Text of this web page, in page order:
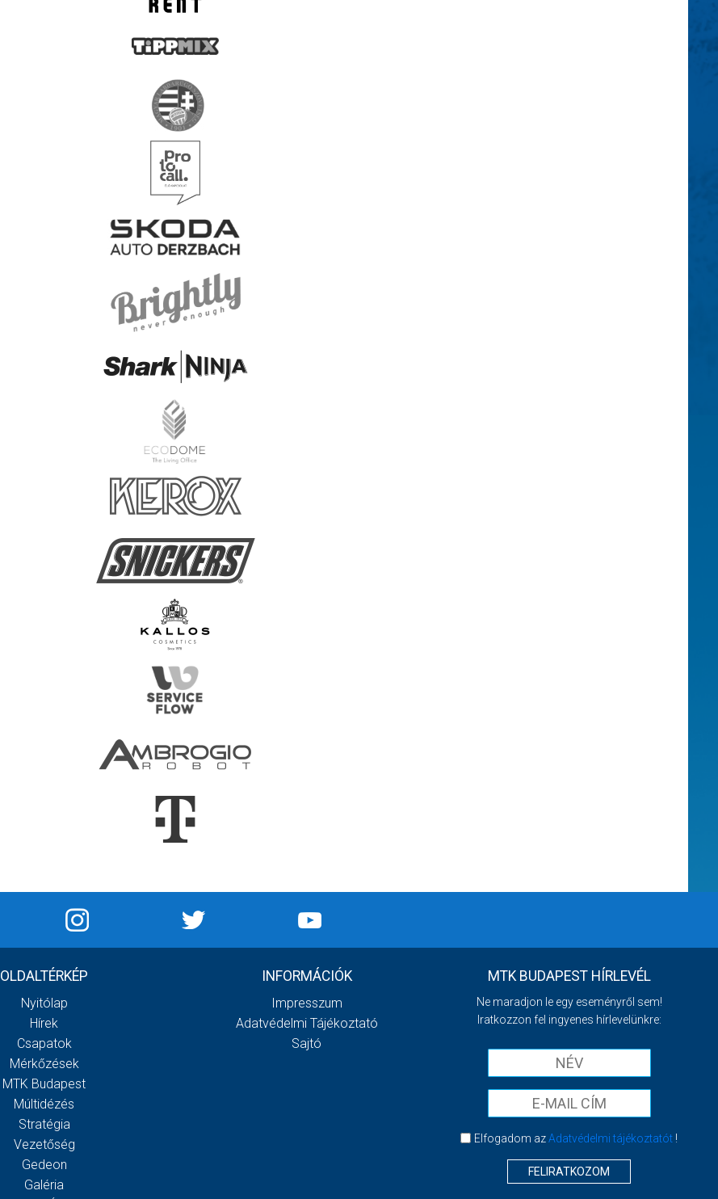
OLDALTÉRKÉP
Nyitólap
Hírek
Csapatok
Mérkőzések
MTK Budapest
Múltidézés
Stratégia
Vezetőség
Gedeon
Galéria
INFORMÁCIÓK
Impresszum
Adatvédelmi Tájékoztató
Sajtó
MTK BUDAPEST HÍRLEVÉL
Ne maradjon le egy eseményről sem!
Iratkozzon fel ingyenes hírlevelünkre:
Elfogadom azAdatvédelmi tájékoztatót !
FELIRATKOZOM